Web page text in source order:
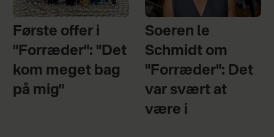
Første offer i
"Forræder": "Det
kom meget bag
på mig"
Soeren le
Schmidt om
"Forræder": Det
var svært at
være i